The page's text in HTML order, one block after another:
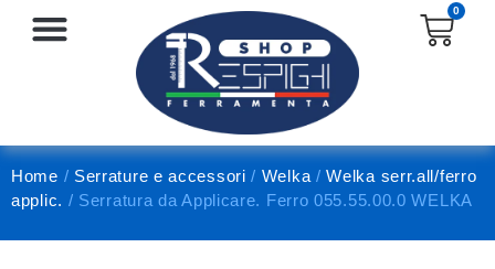
0
Home / Serrature e accessori / Welka /Welka serr.all/ferro
applic. / Serratura da Applicare. Ferro 055.55.00.0 WELKA